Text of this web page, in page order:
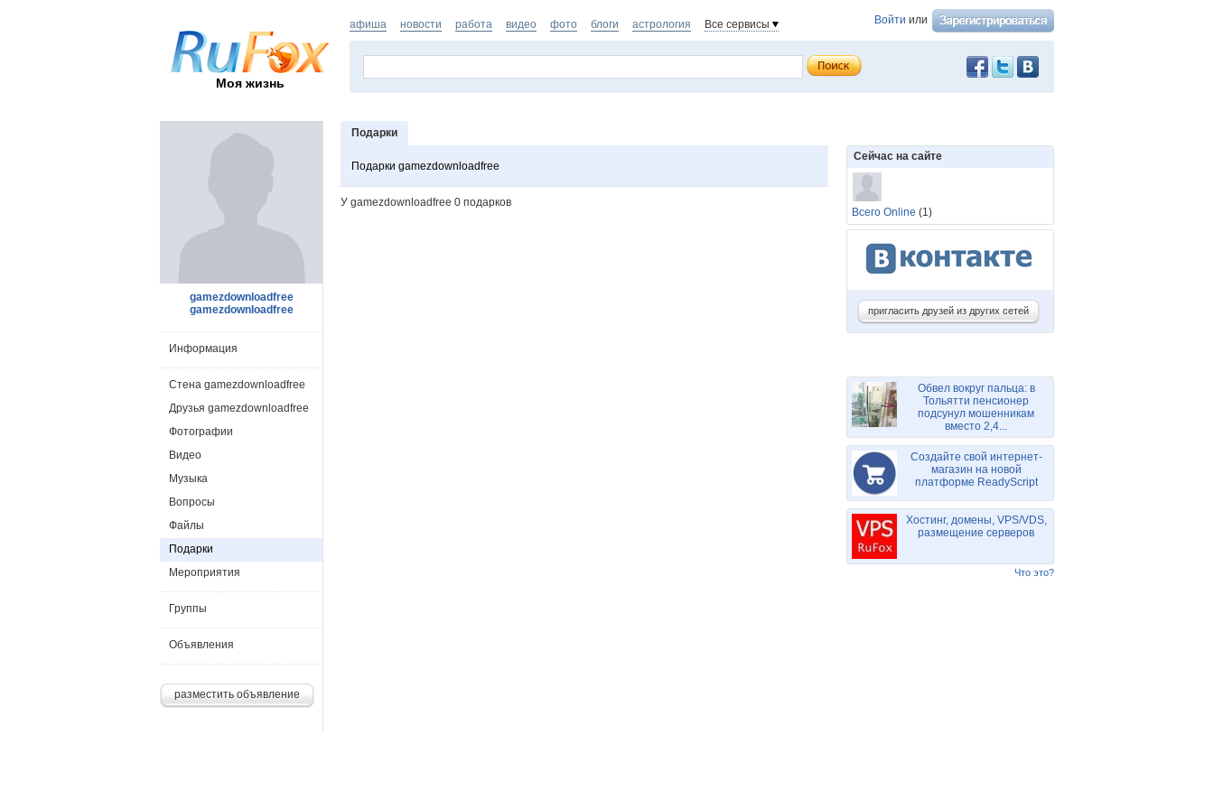
Моя жизнь
Войти или
афиша новости работа видео фото блоги астрология Все сервисы
Подарки
Подарки gamezdownloadfree
У gamezdownloadfree 0 подарков
gamezdownloadfree
gamezdownloadfree
Информация
Стена gamezdownloadfree
Друзья gamezdownloadfree
Фотографии
Видео
Музыка
Вопросы
Файлы
Подарки
Мероприятия
Группы
Объявления
разместить объявление
Сейчас на сайте
Всего Online (1)
пригласить друзей из других сетей
Обвел вокруг пальца: в
Тольятти пенсионер
подсунул мошенникам
вместо 2,4...
Создайте свой интернет-
магазин на новой
платформе ReadyScript
Хостинг, домены, VPS/VDS,
размещение серверов
Что это?